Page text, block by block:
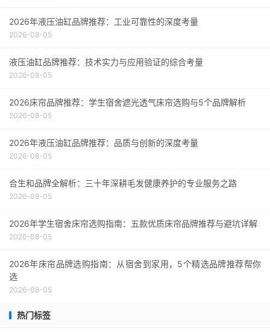
2026年液压油缸品牌推荐：工业可靠性的深度考量
2026-08-05
液压油缸品牌推荐：技术实力与应用验证的综合考量
2026-08-05
2026床帘品牌推荐：学生宿舍遮光透气床帘选购与5个品牌解析
2026-08-05
2026年液压油缸品牌推荐：品质与创新的深度考量
2026-08-05
合生和品牌全解析：三十年深耕毛发健康养护的专业服务之路
2026-08-05
2026年学生宿舍床帘选购指南：五款优质床帘品牌推荐与避坑详解
2026-08-05
2026年床帘品牌选购指南：从宿舍到家用，5个精选品牌推荐帮你
选
2026-08-05
热门标签